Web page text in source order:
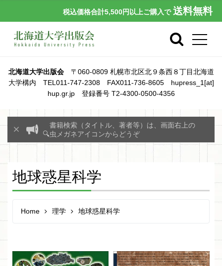
税込価格合計5,500円以上ご購入で 送料無料
北海道大学出版会〒060-0809 札幌市北区北９条西８丁目北海道
大学構内 TEL011-747-2308 FAX011-736-8605 hupress_1[at]
hup.gr.jp 登録番号 T2-4300-0500-4356
書籍検索（タイトル、著者等）は、画面右上の
🔍虫メガネアイコンからどうぞ
地球惑星科学
Home 理学 地球惑星科学